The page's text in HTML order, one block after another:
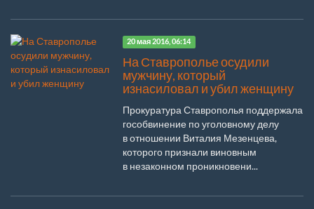
20 мая 2016, 06:14
На Ставрополье осудили
мужчину, который
изнасиловал и убил женщину
Прокуратура Ставрополья поддержала
гособвинение по уголовному делу
в отношении Виталия Мезенцева,
которого признали виновным
в незаконном проникновени...